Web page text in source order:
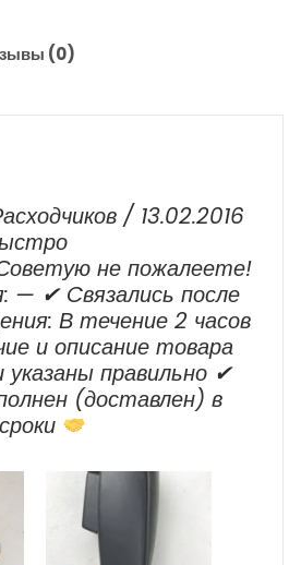
(0)
/ 13.02.2016
не пожалеете!
— ✔ Cвязались после
В течение 2 часов
и описание товара
указаны правильно ✔
(доставлен) в